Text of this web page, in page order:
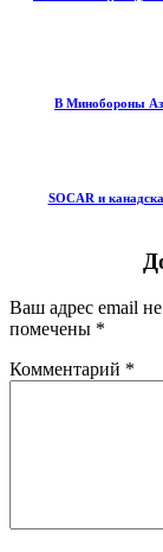
В Минобороны
SOCAR и
Ваш адрес email
помечены *
Комментарий *